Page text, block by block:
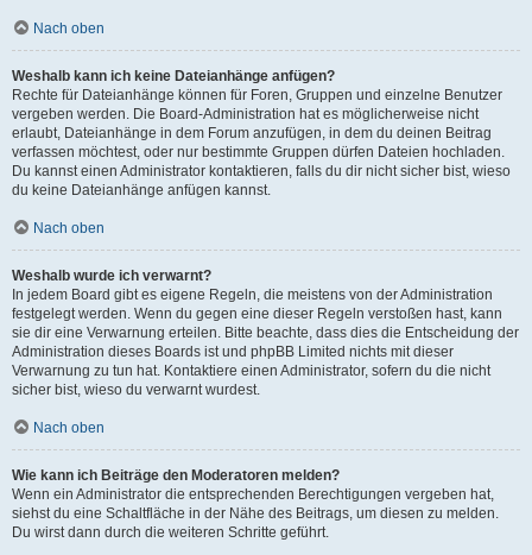
Nach oben
Weshalb kann ich keine Dateianhänge anfügen?
Rechte für Dateianhänge können für Foren, Gruppen und einzelne Benutzer
vergeben werden. Die Board-Administration hat es möglicherweise nicht
erlaubt, Dateianhänge in dem Forum anzufügen, in dem du deinen Beitrag
verfassen möchtest, oder nur bestimmte Gruppen dürfen Dateien hochladen.
Du kannst einen Administrator kontaktieren, falls du dir nicht sicher bist, wieso
du keine Dateianhänge anfügen kannst.
Nach oben
Weshalb wurde ich verwarnt?
In jedem Board gibt es eigene Regeln, die meistens von der Administration
festgelegt werden. Wenn du gegen eine dieser Regeln verstoßen hast, kann
sie dir eine Verwarnung erteilen. Bitte beachte, dass dies die Entscheidung der
Administration dieses Boards ist und phpBB Limited nichts mit dieser
Verwarnung zu tun hat. Kontaktiere einen Administrator, sofern du die nicht
sicher bist, wieso du verwarnt wurdest.
Nach oben
Wie kann ich Beiträge den Moderatoren melden?
Wenn ein Administrator die entsprechenden Berechtigungen vergeben hat,
siehst du eine Schaltfläche in der Nähe des Beitrags, um diesen zu melden.
Du wirst dann durch die weiteren Schritte geführt.